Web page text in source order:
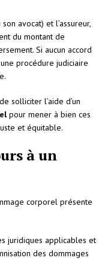
avocat) et l’assureur,
du montant de
Si aucun accord
procédure judiciaire
solliciter l’aide d’un
pour mener à bien ces
et équitable.
à un
corporel présente
juridiques applicables et
des dommages